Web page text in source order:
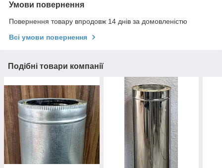
Умови повернення
Повернення товару впродовж 14 днів за домовленістю
Всі умови повернення
Подібні товари компанії